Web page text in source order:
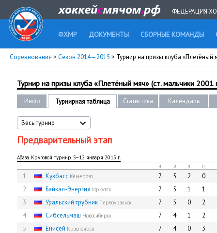
ФЕДЕРАЦИЯ
ФХМР ДОКУМЕНТЫ СБОРНЫЕ КОМАНДЫ
Соревнования > Сезон 2014—2015 > Турнир на призы клуба «Плетёный
Турнир на призы клуба «Плетёный мяч» (ст. мальчики 2001
Инфо Турнирная таблица Статистика Календарь
Весь турнир
Предварительный этап
Абаза. Круговой турнир, 5−12 января 2015 г.
и
в н п
1 Кузбасс Кемерово 7 5 2
0
2
Байкал-Энергия Иркутск 7 5 1
1
3
Уральский трубник Первоуральск 7 5 0
2
4
Сибсельмаш Новосибирск 7 4 1
2
5
Енисей Красноярск 7 4 0
3